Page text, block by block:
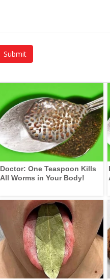
Doctor: One Teaspoon Kills
All Worms in Your Body!